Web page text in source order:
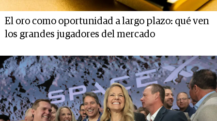
El oro como oportunidad a largo plazo: qué ven
los grandes jugadores del mercado